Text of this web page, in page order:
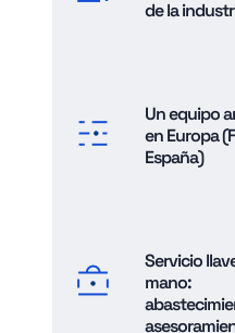
de la
Un equipo
en Europa
España)
Servicio
mano: